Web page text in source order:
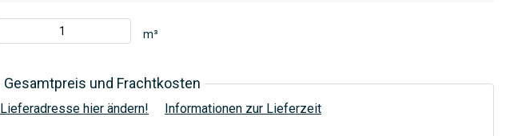
m³
Gesamtpreis und Frachtkosten
Lieferadresse hier ändern! Informationen zur Lieferzeit